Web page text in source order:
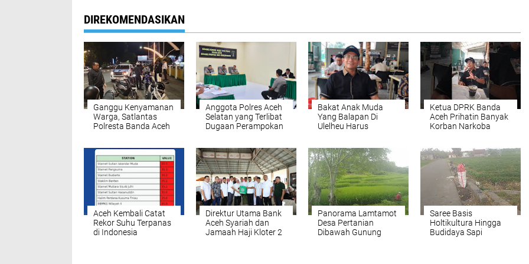
DIREKOMENDASIKAN
Ganggu Kenyamanan
Warga, Satlantas
Polresta Banda Aceh
Brong
Anggota Polres Aceh
Selatan yang Terlibat
Dugaan Perampokan
Pemberhentian Tidak
Dengan Hormat
Bakat Anak Muda
Yang Balapan Di
Ulelheu Harus
Ketua DPRK Banda
Aceh Prihatin Banyak
Korban Narkoba
Aceh Kembali Catat
Rekor Suhu Terpanas
di Indonesia
Direktur Utama Bank
Aceh Syariah dan
Jamaah Haji Kloter 2
Panorama Lamtamot
Desa Pertanian
Dibawah Gunung
Saree Basis
Holtikultura Hingga
Budidaya Sapi